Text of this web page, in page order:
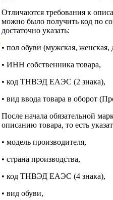
Отличаются требования к
можно было получить код по
достаточно указать:
• пол обуви (мужская, женская,
• ИНН собственника товара,
• код ТНВЭД ЕАЭС (2 знака),
• вид ввода товара в оборот
После начала обязательной
описанию товара, то есть
• модель производителя,
• страна производства,
• код ТНВЭД ЕАЭС (4 знака),
• вид обуви,